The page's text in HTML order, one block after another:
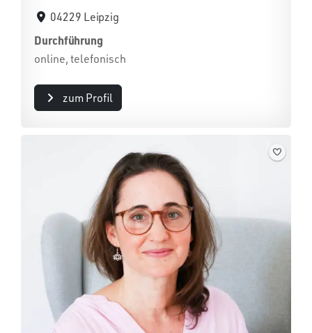
04229 Leipzig
Durchführung
online, telefonisch
zum Profil